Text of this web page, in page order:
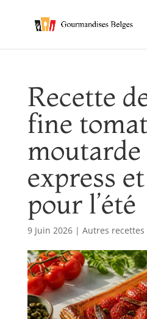
Recette
fine
moutarde
express
pour l’été
9 Juin 2026| Autres recettes